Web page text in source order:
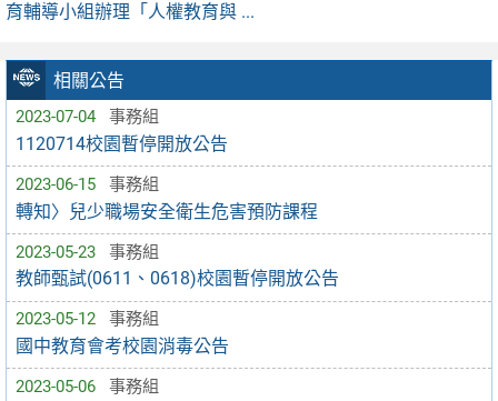
相關公告
2023-07-04 事務組
1120714校園暫停開放公告
2023-06-15 事務組
轉知〉兒少職場安全衛生危害預防課程
2023-05-23 事務組
教師甄試(0611、0618)校園暫停開放公告
2023-05-12 事務組
國中教育會考校園消毒公告
2023-05-06 事務組
育輔導小組辦理「人權教育與 ...